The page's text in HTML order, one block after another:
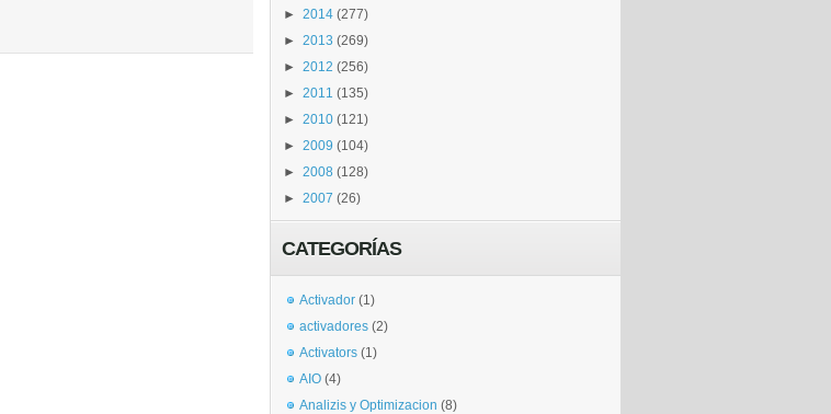
► 2014 (277)
► 2013 (269)
► 2012 (256)
► 2011 (135)
► 2010 (121)
► 2009 (104)
► 2008 (128)
► 2007 (26)
CATEGORÍAS
Activador (1)
activadores (2)
Activators (1)
AIO (4)
Analizis y Optimizacion (8)